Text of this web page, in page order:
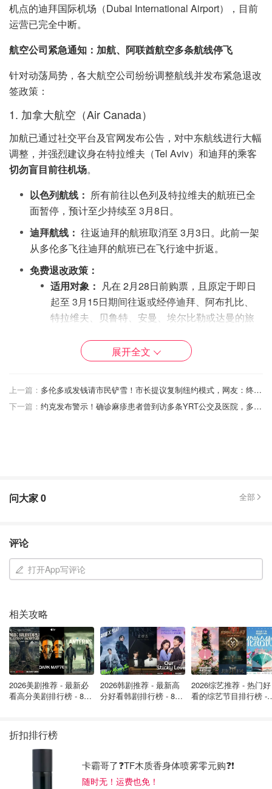
机点的迪拜国际机场（Dubai International Airport），目前
运营已完全中断。
航空公司紧急通知：加航、阿联酋航空多条航线停飞
针对动荡局势，各大航空公司纷纷调整航线并发布紧急退改
签政策：
1. 加拿大航空（Air Canada）
加航已通过社交平台及官网发布公告，对中东航线进行大幅
调整，并强烈建议身在特拉维夫（Tel Aviv）和迪拜的乘客
切勿盲目前往机场。
以色列航线： 所有前往以色列及特拉维夫的航班已全
面暂停，预计至少持续至 3月8日。
迪拜航线： 往返迪拜的航班取消至 3月3日。此前一架
从多伦多飞往迪拜的航班已在飞行途中折返。
免费退改政策：
适用对象： 凡在 2月28日前购票，且原定于即日
起至 3月15日期间往返或经停迪拜、阿布扎比、
特拉维夫、贝鲁特、安曼、埃尔比勒或达曼的旅
可免费改签至 3月31日前的航班（视舱位
退款：受影响乘客可选择全额退款。
处理方案：
原定于 3月5日或之前出行的乘客，可联系
加拿大政府发布最高级别旅游警告
·阿南德（Anita Anand）敦促在伊朗的公民
（Shelter in place）
阿南德表示：“请仅在确保绝对安全的情况下尝试撤离。”目
前，加拿大政府已向土耳其、约旦和以色列等周边地区增派
领事支援人员，以协助受困公民。
⚠️ 旅游风险评级更新：
🚨红色警戒（避免所有旅行）：
酋（UAE）、叙利亚、也门、卡塔尔、巴林、科威
特、黎巴嫩、以色列及巴勒斯坦地区。
橙色警告（避免非必要旅行）：
展开全文
上一篇：
多伦多或发钱请市民铲雪！市长提议复制纽约模式，网友：终于等到了？
下一篇：
约克发布警示！确诊麻疹患者曾到访多条YRT公交及医院，多处暴露风险点公布！
问大家0 全部
评论
打开App写评论
相关攻略
2026美剧推荐 - 最新必
看高分美剧排行榜 - 8月
2026韩剧推荐 - 最新高
分好看韩剧排行榜 - 8月
2026综艺推荐 - 热门好
看的综艺节目排行榜 -
折扣排行榜
卡霸哥了❓TF木质香身体喷雾零元购❓❗
随时无！运费也免！